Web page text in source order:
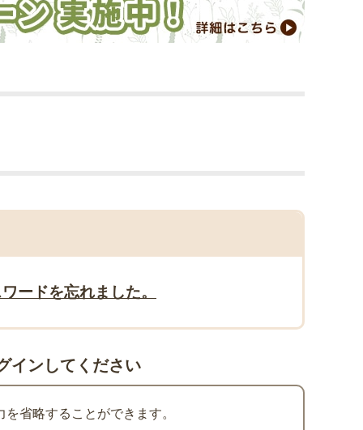
ードを忘れました。
インしてください
省略することができます。